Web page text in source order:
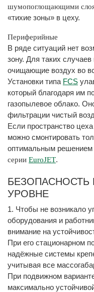
шумопоглощающими
«тихие зоны» в цеху.
Периферийные
В ряде ситуаций нет
зону. Для таких
очищающие воздух во
Установки типа FCS
который благодаря им
газопылевое облако.
фильтрации чистый
Если пространство
можно смонтировать
оптимальным решением
серии EuroJET.
БЕЗОПАСНОСТЬ
УРОВНЕ
1. Чтобы не возникало
оборудования и
внимание на
При его стационарном
надёжные системы
учитывая все
При подвижном
максимально